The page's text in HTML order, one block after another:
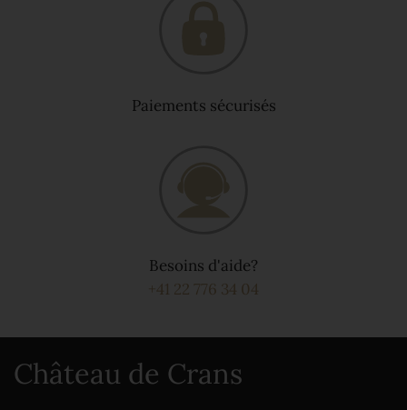
Paiements sécurisés
Besoins d'aide?
+41 22 776 34 04
Château de Crans